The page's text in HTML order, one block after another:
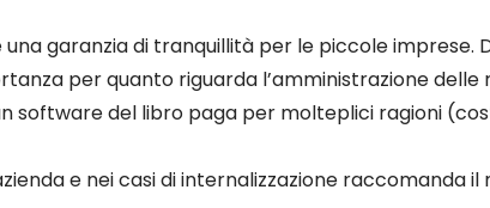
garanzia di tranquillità per le piccole imprese.
per quanto riguarda l’amministrazione delle
del libro paga per molteplici ragioni
e nei casi di internalizzazione raccomanda